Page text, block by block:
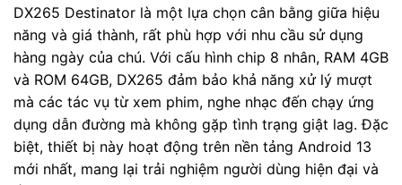
DX265 Destinator là một lựa chọn cân bằng giữa hiệu
năng và giá thành, rất phù hợp với nhu cầu sử dụng
hàng ngày của chú. Với cấu hình chip 8 nhân, RAM 4GB
và ROM 64GB, DX265 đảm bảo khả năng xử lý mượt
mà các tác vụ từ xem phim, nghe nhạc đến chạy ứng
dụng dẫn đường mà không gặp tình trạng giật lag. Đặc
biệt, thiết bị này hoạt động trên nền tảng Android 13
mới nhất, mang lại trải nghiệm người dùng hiện đại và